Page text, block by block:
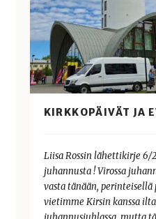
KIRKKOPÄIVÄT JA
Liisa Rossin lähettikirje 6/
juhannusta ! Virossa
vasta tänään, perinteisellä
vietimme Kirsin kanssa